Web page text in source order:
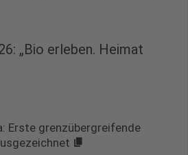
„Bio erleben. Heimat
Erste grenzübergreifende